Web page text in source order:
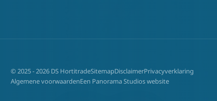
© 2025 - 2026 DS HortitradeSitemapDisclaimerPrivacyverklaring
Algemene voorwaardenEen Panorama Studios website